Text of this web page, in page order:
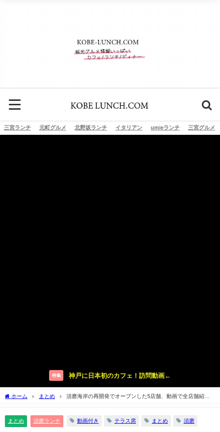
三宮ランチ 元町グルメ 北野坂ランチ イタリアン umieランチ 三宮グルメ
特集 神戸に日本初のカフェ！訪問動画←
ホーム まとめ
須磨海岸の再開発でオープンした5店舗、動画で全店舗紹
まとめ 須磨ランチ 動画付き テラス席 まとめ 須磨